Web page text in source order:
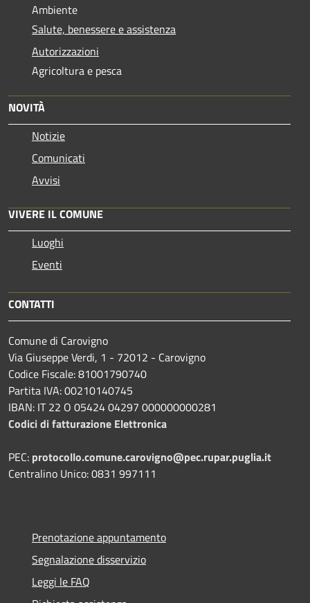
Ambiente
Salute, benessere e assistenza
Autorizzazioni
Agricoltura e pesca
NOVITÀ
Notizie
Comunicati
Avvisi
VIVERE IL COMUNE
Luoghi
Eventi
CONTATTI
Comune di Carovigno
Via Giuseppe Verdi, 1 - 72012 - Carovigno
Codice Fiscale: 81001790740
Partita IVA: 00210140745
IBAN: IT 22 O 05424 04297 000000000281
Codici di fatturazione Elettronica
PEC: protocollo.comune.carovigno@pec.rupar.puglia.it
Centralino Unico: 0831 997111
Prenotazione appuntamento
Segnalazione disservizio
Leggi le FAQ